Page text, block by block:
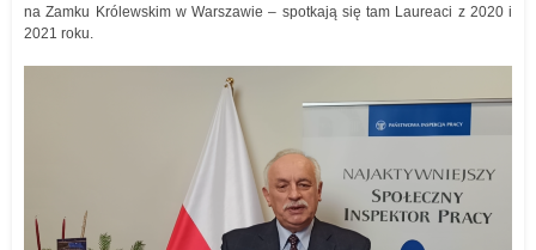
na Zamku Królewskim w Warszawie – spotkają się tam Laureaci z 2020 i
2021 roku.